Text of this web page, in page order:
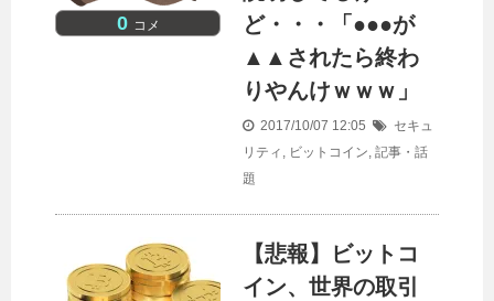
0 コメ
ど・・・「●●●が
▲▲されたら終わ
りやんけｗｗｗ」
2017/10/07 12:05
セキュ
リティ , ビットコイン, 記事・話
題
【悲報】ビットコ
イン、世界の取引